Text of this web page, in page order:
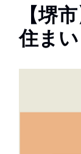
【堺
住ま